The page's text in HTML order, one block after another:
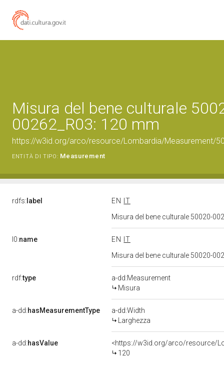
Misura del bene culturale
00262_R03: 120 mm
https://w3id.org/arco/resource/Lombardia/Measurement/
ENTITÀ DI TIPO: Measurement
rdfs: label EN
IT
Misura del bene culturale 50020-
l0:name EN
IT
Misura del bene culturale 50020-
rdf:type
a-dd:Measurement
Misura
a-dd:hasMeasurementType
a-dd:Width
Larghezza
a-dd:hasValue
<https://w3id.org/arco/resource/
120